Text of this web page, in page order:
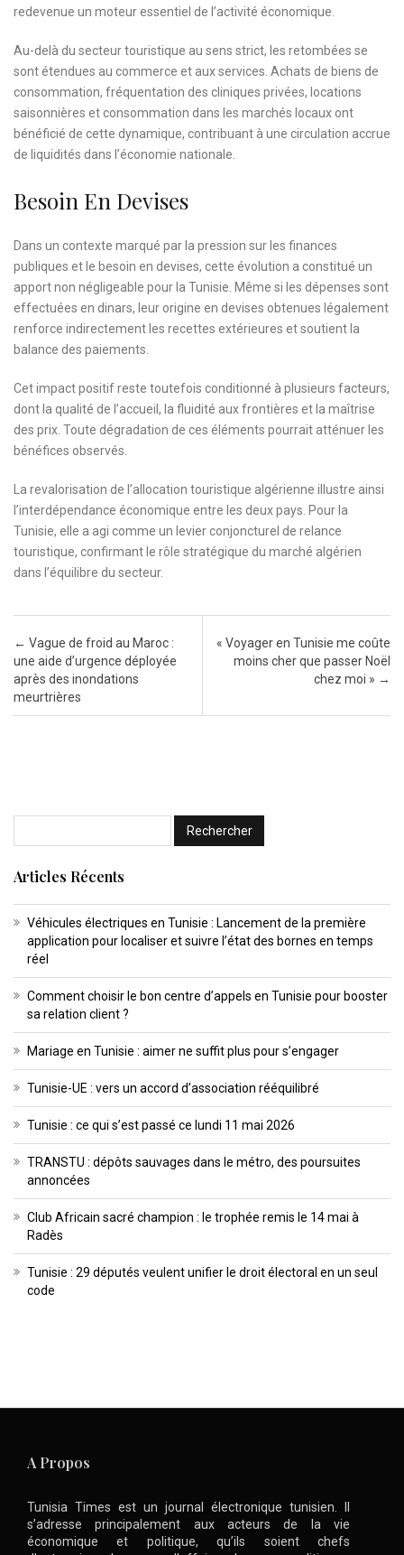
redevenue un moteur essentiel de l’activité économique.
Au-delà du secteur touristique au sens strict, les retombées se
sont étendues au commerce et aux services. Achats de biens de
consommation, fréquentation des cliniques privées, locations
saisonnières et consommation dans les marchés locaux ont
bénéficié de cette dynamique, contribuant à une circulation accrue
de liquidités dans l’économie nationale.
Besoin En Devises
Dans un contexte marqué par la pression sur les finances
publiques et le besoin en devises, cette évolution a constitué un
apport non négligeable pour la Tunisie. Même si les dépenses sont
effectuées en dinars, leur origine en devises obtenues légalement
renforce indirectement les recettes extérieures et soutient la
balance des paiements.
Cet impact positif reste toutefois conditionné à plusieurs facteurs,
dont la qualité de l’accueil, la fluidité aux frontières et la maîtrise
des prix. Toute dégradation de ces éléments pourrait atténuer les
bénéfices observés.
La revalorisation de l’allocation touristique algérienne illustre ainsi
l’interdépendance économique entre les deux pays. Pour la
Tunisie, elle a agi comme un levier conjoncturel de relance
touristique, confirmant le rôle stratégique du marché algérien
dans l’équilibre du secteur.
Post navigation
← Vague de froid au Maroc :
une aide d’urgence déployée
après des inondations
meurtrières
« Voyager en Tunisie me coûte
moins cher que passer Noël
chez moi » →
Articles Récents
Véhicules électriques en Tunisie : Lancement de la première
application pour localiser et suivre l’état des bornes en temps
réel
Comment choisir le bon centre d’appels en Tunisie pour booster
sa relation client ?
Mariage en Tunisie : aimer ne suffit plus pour s’engager
Tunisie-UE : vers un accord d’association rééquilibré
Tunisie : ce qui s’est passé ce lundi 11 mai 2026
TRANSTU : dépôts sauvages dans le métro, des poursuites
annoncées
Club Africain sacré champion : le trophée remis le 14 mai à
Radès
Tunisie : 29 députés veulent unifier le droit électoral en un seul
code
A Propos
Tunisia Times est un journal électronique tunisien. Il
s’adresse principalement aux acteurs de la vie
économique et politique, qu’ils soient chefs